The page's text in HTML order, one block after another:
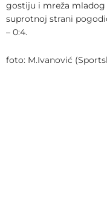
gostiju i mreža mladog
suprotnoj strani
– 0:4.
foto: M.Ivanović